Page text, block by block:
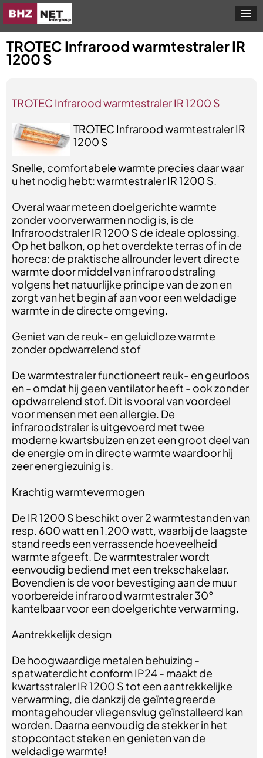
TROTEC Infrarood warmtestraler IR
1200 S
TROTEC Infrarood warmtestraler IR 1200 S
TROTEC Infrarood warmtestraler IR
1200 S
Snelle, comfortabele warmte precies daar waar
u het nodig hebt: warmtestraler IR 1200 S.
Overal waar meteen doelgerichte warmte
zonder voorverwarmen nodig is, is de
Infraroodstraler IR 1200 S de ideale oplossing.
Op het balkon, op het overdekte terras of in de
horeca: de praktische allrounder levert directe
warmte door middel van infraroodstraling
volgens het natuurlijke principe van de zon en
zorgt van het begin af aan voor een weldadige
warmte in de directe omgeving.
Geniet van de reuk- en geluidloze warmte
zonder opdwarrelend stof
De warmtestraler functioneert reuk- en geurloos
en - omdat hij geen ventilator heeft - ook zonder
opdwarrelend stof. Dit is vooral van voordeel
voor mensen met een allergie. De
infraroodstraler is uitgevoerd met twee
moderne kwartsbuizen en zet een groot deel van
de energie om in directe warmte waardoor hij
zeer energiezuinig is.
Krachtig warmtevermogen
De IR 1200 S beschikt over 2 warmtestanden van
resp. 600 watt en 1.200 watt, waarbij de laagste
stand reeds een verrassende hoeveelheid
warmte afgeeft. De warmtestraler wordt
eenvoudig bediend met een trekschakelaar.
Bovendien is de voor bevestiging aan de muur
voorbereide infrarood warmtestraler 30°
kantelbaar voor een doelgerichte verwarming.
Aantrekkelijk design
De hoogwaardige metalen behuizing -
spatwaterdicht conform IP24 - maakt de
kwartsstraler IR 1200 S tot een aantrekkelijke
verwarming, die dankzij de geïntegreerde
montagehouder vliegensvlug geïnstalleerd kan
worden. Daarna eenvoudig de stekker in het
stopcontact steken en genieten van de
weldadige warmte!